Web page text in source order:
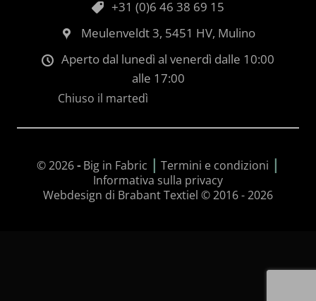
+31 (0)6 46 38 69 15
Meulenveldt 3, 5451 HV, Mulino
Aperto dal lunedì al venerdì dalle 10:00
alle 17:00
Chiuso il martedì
© 2026-Big in Fabric | Termini e condizioni |
Informativa sulla privacy
Webdesign di Brabant Textiel © 2016 - 2026